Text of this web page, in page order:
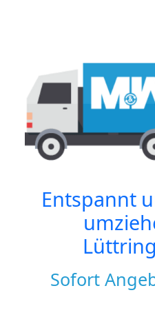
Entspannt
Sofort